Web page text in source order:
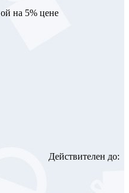
на 5% цене
Действителен до: